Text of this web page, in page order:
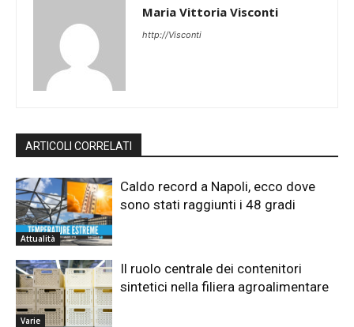
Maria Vittoria Visconti
http://Visconti
ARTICOLI CORRELATI
Attualità
Caldo record a Napoli, ecco dove
sono stati raggiunti i 48 gradi
Varie
Il ruolo centrale dei contenitori
sintetici nella filiera agroalimentare